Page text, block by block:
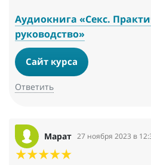
Аудиокнига «Секс.
руководство»
Сайт курса
Ответить
Марат 27 ноября 2023 в